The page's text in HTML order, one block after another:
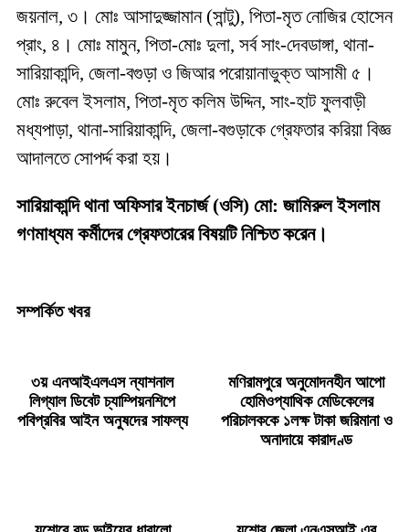
জয়নাল, ৩। মোঃ আসাদুজ্জামান (সান্টু), পিতা-মৃত নোজির হোসেন
প্রাং, ৪। মোঃ মামুন, পিতা-মোঃ দুলা, সর্ব সাং-দেবডাঙ্গা, থানা-
সারিয়াকান্দি, জেলা-বগুড়া ও জিআর পরোয়ানাভুক্ত আসামী ৫।
মোঃ রুবেল ইসলাম, পিতা-মৃত কলিম উদ্দিন, সাং-হাট ফুলবাড়ী
মধ্যপাড়া, থানা-সারিয়াকান্দি, জেলা-বগুড়াকে গ্রেফতার করিয়া বিজ্ঞ
আদালতে সোপর্দ্দ করা হয়।
সারিয়াকান্দি থানা অফিসার ইনচার্জ (ওসি) মো: জামিরুল ইসলাম
গণমাধ্যম কর্মীদের গ্রেফতারের বিষয়টি নিশ্চিত করেন।
সম্পর্কিত খবর
৩য় এনআইএলএস ন্যাশনাল
লিগ্যাল ডিবেট চ্যাম্পিয়নশিপে
পবিপ্রবির আইন অনুষদের সাফল্য
মণিরামপুরে অনুমোদনহীন আপো
হোমিওপ্যাথিক মেডিকেলের
পরিচালককে ১লক্ষ টাকা জরিমানা ও
অনাদায়ে কারাদণ্ড